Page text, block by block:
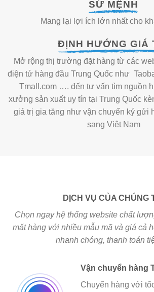
SỨ MỆNH
Mang lại lợi ích lớn nhất cho
ĐỊNH HƯỚNG GIÁ
Mở rộng thị trường đặt hàng từ các
điện tử hàng đầu Trung Quốc như
Tmall.com …. đến tư vấn tìm nguồn
xưởng sản xuất uy tín tại Trung Quốc
giá trị gia tăng như vận chuyển ký gửi
sang Việt Nam
DỊCH VỤ CỦA CHÚNG
Chọn ngay hệ thống website chất
mặt hàng với nhiều mẫu mã và giá cả
nhanh chóng, thanh toán
Vận chuyển hàng
Chuyển hàng với